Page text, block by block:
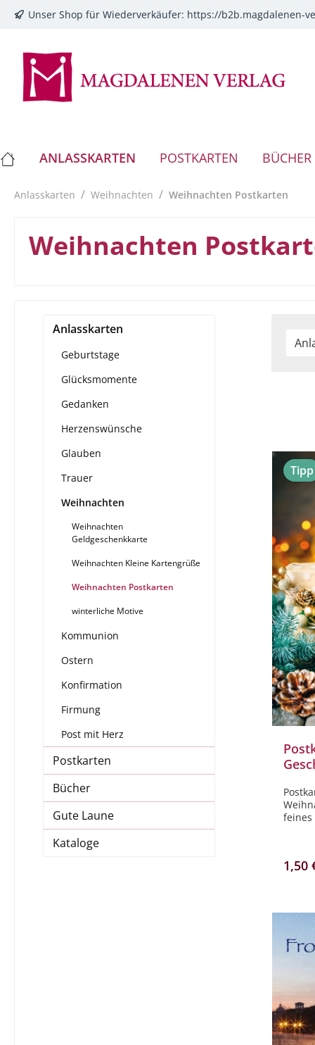
Zur Hauptnavigation springen
Unser Shop für Wiederverkäufer: https://b2b.magdalenen-
ANLASSKARTEN POSTKARTEN BÜCHER
Anlasskarten / Weihnachten / Weihnachten Postkarten
Weihnachten
Anlasskarten
Geburtstage
Glücksmomente
Gedanken
Herzenswünsche
Glauben
Trauer
Weihnachten
Weihnachten
Geldgeschenkkarte
Weihnachten Kleine Kartengrüße
Weihnachten Postkarten
winterliche Motive
Kommunion
Ostern
Konfirmation
Firmung
Post mit Herz
Postkarten
Bücher
Gute Laune
Kataloge
Tipp
feines
eine
Viel
1,50